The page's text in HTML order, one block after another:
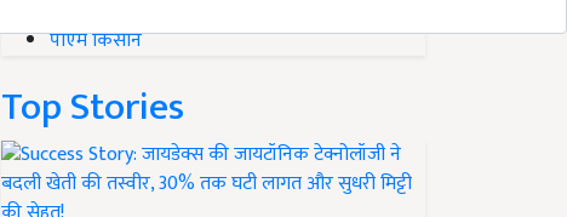
पीएम किसान
Top Stories